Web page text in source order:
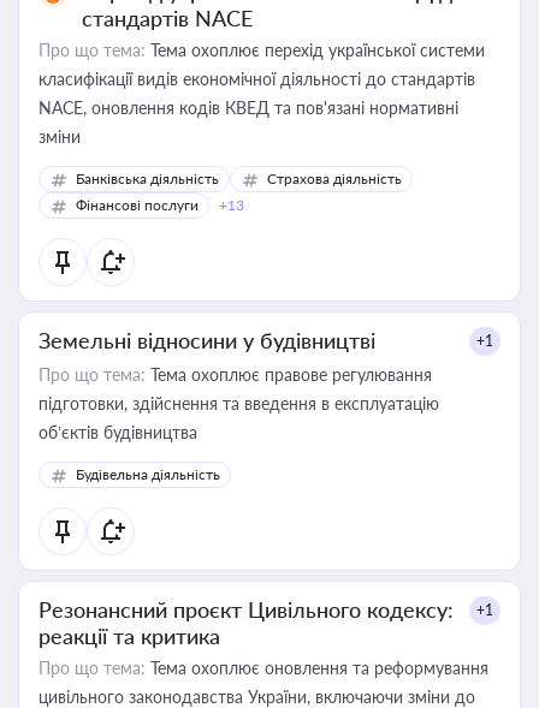
стандартів NACE
Про що тема: Тема охоплює перехід української системи
класифікації видів економічної діяльності до стандартів
NACE, оновлення кодів КВЕД та пов'язані нормативні
зміни
Банківська діяльність
Страхова діяльність
Фінансові послуги
+13
Земельні відносини у будівництві +1
Про що тема: Тема охоплює правове регулювання
підготовки, здійснення та введення в експлуатацію
об’єктів будівництва
Будівельна діяльність
Резонансний проєкт Цивільного кодексу:
реакції та критика
+1
Про що тема: Тема охоплює оновлення та реформування
цивільного законодавства України, включаючи зміни до